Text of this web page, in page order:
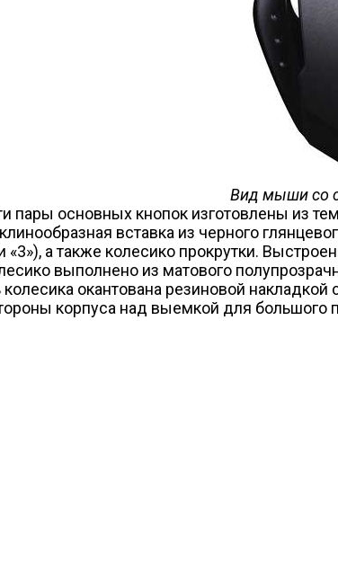
Вид мыши со
пары основных кнопок изготовлены из
вставка из черного
«3»), а также колесико прокрутки.
выполнено из матового
окантована резиновой
корпуса над выемкой для